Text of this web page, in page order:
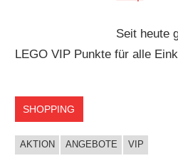
Seit heute
LEGO VIP Punkte für alle
SHOPPING
AKTION ANGEBOTE VIP